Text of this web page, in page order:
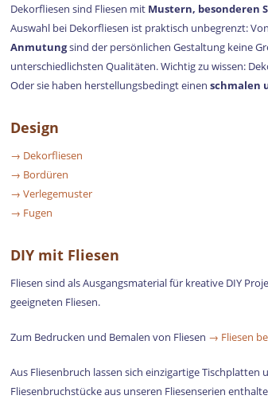
Dekorfliesen sind Fliesen mit Mustern, besonderen
Auswahl bei Dekorfliesen ist praktisch unbegrenzt: Von
Anmutungsind der persönlichen Gestaltung keine
unterschiedlichsten Qualitäten. Wichtig zu wissen:
Oder sie haben herstellungsbedingt einen schmalen
Design
→ Dekorfliesen
→ Bordüren
→ Verlegemuster
→ Fugen
DIY mit Fliesen
Fliesen sind als Ausgangsmaterial für kreative DIY
geeigneten Fliesen.
Zum Bedrucken und Bemalen von Fliesen → Fliesen
Aus Fliesenbruch lassen sich einzigartige
Fliesenbruchstücke aus unseren Fliesenserien